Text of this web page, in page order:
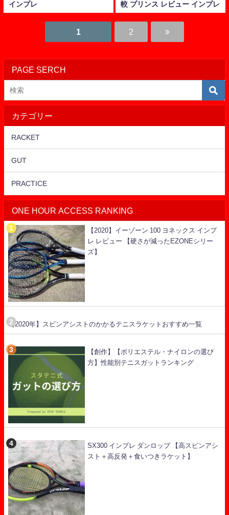
インプレ
較 プリンス レビュー インプレ
1 2
PAGE SERCH
カテゴリー
RACKET
GUT
PRACTICE
ONE HOUR ACCESS RANKING
【2020】イーゾーン 100 ヨネックス インプ
レ レビュー 【硬さが減ったEZONEシリー
ズ】
【2020年】スピンアシストのかかるテニスラケットおすすめ一覧
【創作】【ポリエステル・ナイロンの選び
方】性能別テニスガットランキング
SX300 インプレ ダンロップ 【高スピンアシ
スト＋高反発＋食いつきラケット】